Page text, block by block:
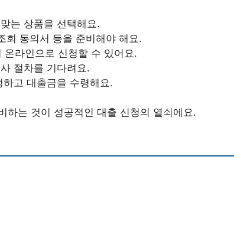
는 상품을 선택해요.
회 동의서 등을 준비해야 해요.
라인으로 신청할 수 있어요.
절차를 기다려요.
고 대출금을 수령해요.
하는 것이 성공적인 대출 신청의 열쇠에요.